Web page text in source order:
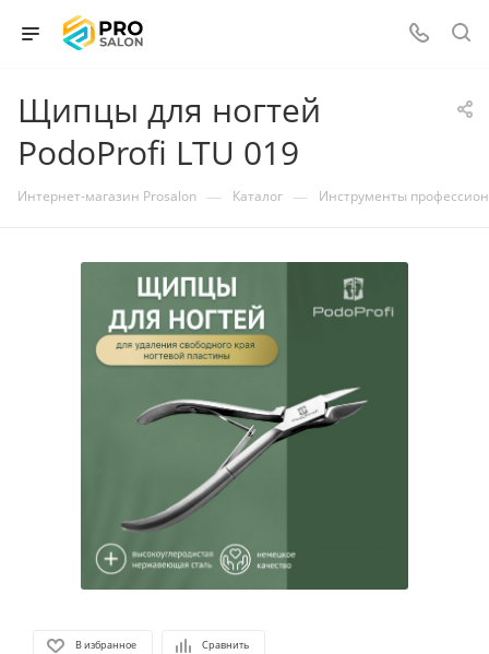
Щипцы для ногтей
PodoProfi LTU 019
Интернет-магазин Prosalon — Каталог — Инструменты
В избранное Сравнить